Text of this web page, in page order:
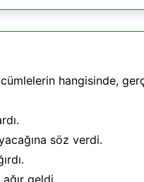
hangisinde,
söz verdi.
geldi.